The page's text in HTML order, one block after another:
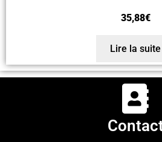
35,88€
Lire la suite